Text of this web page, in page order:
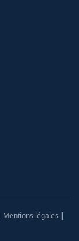
Mentions légales |